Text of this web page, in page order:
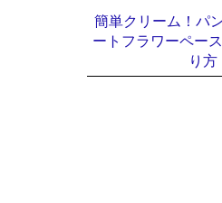
簡単クリーム！パ
ートフラワーペー
り方